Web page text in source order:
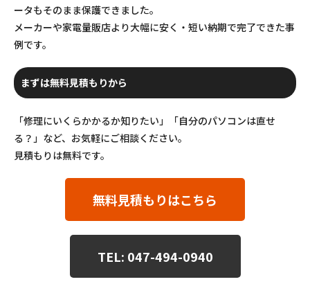
ータもそのまま保護できました。
メーカーや家電量販店より大幅に安く・短い納期で完了できた事
例です。
まずは無料見積もりから
「修理にいくらかかるか知りたい」「自分のパソコンは直せ
る？」など、お気軽にご相談ください。
見積もりは無料です。
無料見積もりはこちら
TEL: 047-494-0940